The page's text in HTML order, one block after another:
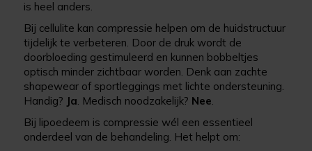
is heel anders.
Bij cellulite kan compressie helpen om de huidstructuur
tijdelijk te verbeteren. Door de druk wordt de
doorbloeding gestimuleerd en kunnen bobbeltjes
optisch minder zichtbaar worden. Denk aan zachte
shapewear of sportleggings met lichte ondersteuning.
Handig? Ja. Medisch noodzakelijk? Nee.
Bij lipoedeem is compressie wél een essentieel
onderdeel van de behandeling. Het helpt om: